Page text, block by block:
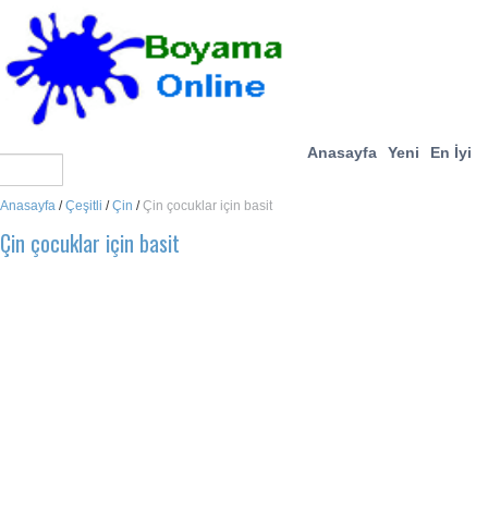
Anasayfa Yeni En İyi
Anasayfa /Çeşitli /Çin /Çin çocuklar için basit
Çin çocuklar için basit